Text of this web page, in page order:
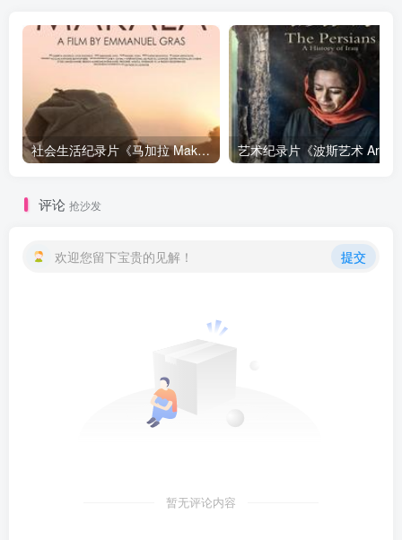
社会生活纪录片《马加拉 Makala》下载
评论 抢沙发
欢迎您留下宝贵的见解！ 提交
暂无评论内容